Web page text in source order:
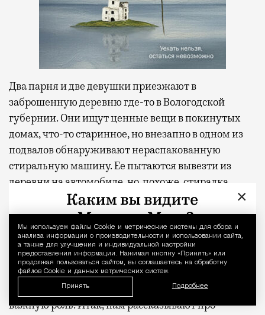
Уведомление
Мы используем файлы Сookie и метрические системы для сбора и
анализа информации о производительности и использовании сайта,
а также для улучшения и индивидуальной настройки
предоставления информации. Нажимая кнопку «Принять» или
продолжая пользоваться сайтом, вы соглашаетесь на обработку
файлов Cookie и данных метрических систем.
Принять Подробнее
Два парня и две девушки приезжают в
заброшенную деревню где-то в Вологодской
губернии. Они ищут ценные вещи в покинутых
домах, что-то старинное, но внезапно в одном из
подвалов обнаруживают нераспакованную
стиральную машину. Ее пытаются вывезти из
деревни на автомобиле, но, похоже, стиралка
накладывает проклятие. Транспорт сломан, часть
участников экспедиции потерялась, кажется, что
заброшенная деревня и механическая прачка
медленно мстят тем, кто потревожил ее покой.
Дальше сюжет переносится на 20 лет назад, но
проклятый электроприбор еще сыграет в книге
важную роль. Итак, нам рассказывают про
×